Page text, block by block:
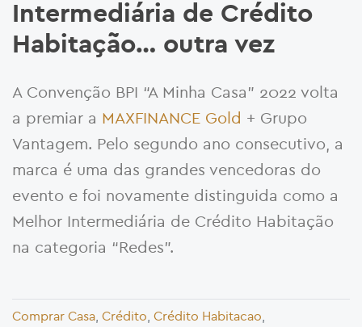
Intermediária de Crédito
Habitação… outra vez
A Convenção BPI “A Minha Casa” 2022 volta
a premiar a MAXFINANCE Gold + Grupo
Vantagem. Pelo segundo ano consecutivo, a
marca é uma das grandes vencedoras do
evento e foi novamente distinguida como a
Melhor Intermediária de Crédito Habitação
na categoria “Redes”.
Comprar Casa, Crédito, Crédito Habitacao,